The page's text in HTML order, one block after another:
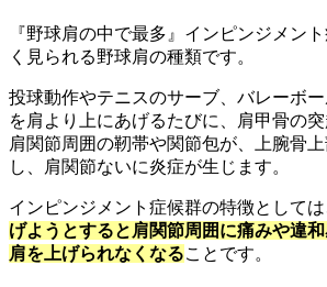
『野球肩の中で最多』インピンジメン
く見られる野球肩の種類です。
投球動作やテニスのサーブ、バレーボ
を肩より上にあげるたびに、肩甲骨の
肩関節周囲の靭帯や関節包が、上腕骨
し、肩関節ないに炎症が生じます。
インピンジメント症候群の特徴としては
げようとすると肩関節周囲に痛みや違和
肩を上げられなくなることです。